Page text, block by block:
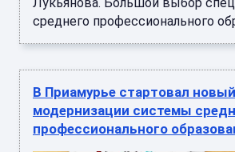
Лукьянова. Большой выбор
среднего профессионального
В Приамурье стартовал
модернизации системы
профессионального